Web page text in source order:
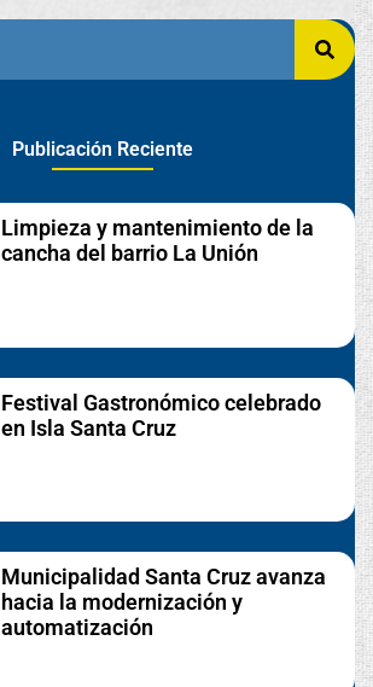
Publicación Reciente
Limpieza y mantenimiento de la
cancha del barrio La Unión
Festival Gastronómico celebrado
en Isla Santa Cruz
Municipalidad Santa Cruz avanza
hacia la modernización y
automatización